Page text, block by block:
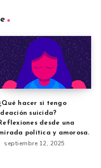
hacer si tengo
suicida?
desde una
política y amorosa.
septiembre 12, 2025